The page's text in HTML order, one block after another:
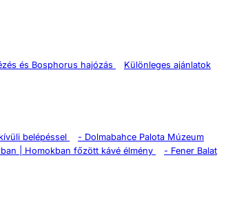
és Bosphorus hajózás
Különleges ajánlatok
belépéssel - Dolmabahce Palota Múzeum
| Homokban főzött kávé élmény - Fener Balat